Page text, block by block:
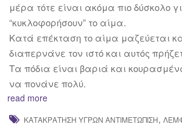
μέρα τότε είναι ακόμα πιο δύσκολο
“κυκλοφορήσουν” το αίμα.
Κατά επέκταση το αίμα μαζεύεται
διαπερνάνε τον ιστό και αυτός
Τα πόδια είναι βαριά και
να πονάνε πολύ.
read more
ΚΑΤΑΚΡΆΤΗΣΗ ΥΓΡΏΝ ΑΝΤΙΜΕΤΏΠΙΣΗ,